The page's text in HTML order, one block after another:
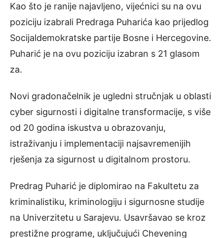
Kao što je ranije najavljeno, vijećnici su na ovu
poziciju izabrali Predraga Puharića kao prijedlog
Socijaldemokratske partije Bosne i Hercegovine.
Puharić je na ovu poziciju izabran s 21 glasom
za.
Novi gradonačelnik je ugledni stručnjak u oblasti
cyber sigurnosti i digitalne transformacije, s više
od 20 godina iskustva u obrazovanju,
istraživanju i implementaciji najsavremenijih
rješenja za sigurnost u digitalnom prostoru.
Predrag Puharić je diplomirao na Fakultetu za
kriminalistiku, kriminologiju i sigurnosne studije
na Univerzitetu u Sarajevu. Usavršavao se kroz
prestižne programe, uključujući Chevening